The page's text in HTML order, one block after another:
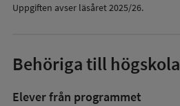
Uppgiften avser läsåret2025/26.
Behöriga till högskola
Elever från programmet